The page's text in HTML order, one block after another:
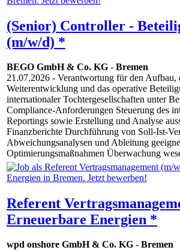
(Senior) Controller -
(m/w/d) *
BEGO GmbH & Co. KG - Bremen
21.07.2026 - Verantwortung für den Aufbau,
Weiterentwicklung und das operative
internationaler Tochtergesellschaften unter
Compliance-Anforderungen Steuerung des
Reportings sowie Erstellung und Analyse
Finanzberichte Durchführung von Soll-Ist-
Abweichungsanalysen und Ableitung
Optimierungsmaßnahmen Überwachung
Referent
Erneuerbare Energien *
wpd onshore GmbH & Co. KG - Bremen